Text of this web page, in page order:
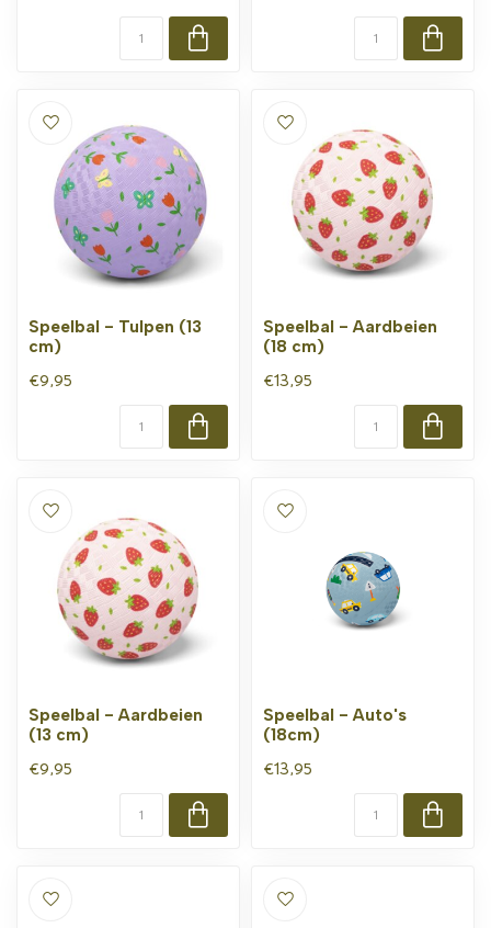
Speelbal - Tulpen (13
cm)
€9,95
Speelbal - Aardbeien
(18 cm)
€13,95
Speelbal - Aardbeien
(13 cm)
€9,95
Speelbal - Auto's
(18cm)
€13,95